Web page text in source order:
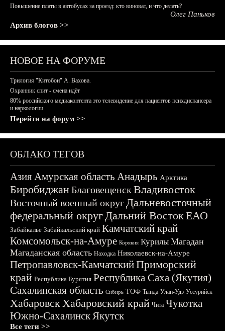
Повышение платы в автобусах за проезд: кто виноват, и что делать?
Олег Паньков
Архив блогов >>
НОВОЕ НА ФОРУМЕ
Трилогия "Китобои" А. Вахова.
Охранник спит - смена идёт
80% российского медиаконтента это телевидение для пациентов психдиспансера
и наркологии.
Перейти на форум >>
ОБЛАКО ТЕГОВ
АзияАмурская область Анадырь Арктика
БиробиджанБлаговещенскВладивосток
Восточный военный округДальневосточный
федеральный округДальний ВостокЕАО
Забайкалье Забайкальский край Камчатский край
Комсомольск-на-Амуре Корякия Курилы Магадан
Магаданская область Находка Николаевск-на-Амуре
Петропавловск-КамчатскийПриморский
край Республика Бурятия Республика Саха (Якутия)
Сахалинская область Сибирь ТОФ Тында Улан-Удэ Уссурийск
ХабаровскХабаровский край Чита Чукотка
Южно-СахалинскЯкутск
Все теги >>